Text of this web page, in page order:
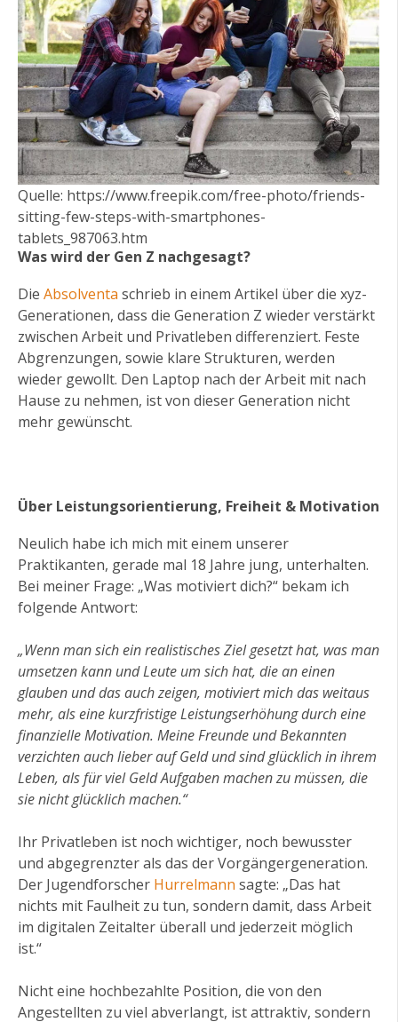
Quelle: https://www.freepik.com/free-photo/friends-
sitting-few-steps-with-smartphones-
tablets_987063.htm
Was wird der Gen Z nachgesagt?
Die Absolventa schrieb in einem Artikel über die xyz-
Generationen, dass die Generation Z wieder verstärkt
zwischen Arbeit und Privatleben differenziert. Feste
Abgrenzungen, sowie klare Strukturen, werden
wieder gewollt. Den Laptop nach der Arbeit mit nach
Hause zu nehmen, ist von dieser Generation nicht
mehr gewünscht.
Über Leistungsorientierung, Freiheit & Motivation
Neulich habe ich mich mit einem unserer
Praktikanten, gerade mal 18 Jahre jung, unterhalten.
Bei meiner Frage: „Was motiviert dich?“ bekam ich
folgende Antwort:
„Wenn man sich ein realistisches Ziel gesetzt hat, was man
umsetzen kann und Leute um sich hat, die an einen
glauben und das auch zeigen, motiviert mich das weitaus
mehr, als eine kurzfristige Leistungserhöhung durch eine
finanzielle Motivation. Meine Freunde und Bekannten
verzichten auch lieber auf Geld und sind glücklich in ihrem
Leben, als für viel Geld Aufgaben machen zu müssen, die
sie nicht glücklich machen.“
Ihr Privatleben ist noch wichtiger, noch bewusster
und abgegrenzter als das der Vorgängergeneration.
Der Jugendforscher Hurrelmann sagte: „Das hat
nichts mit Faulheit zu tun, sondern damit, dass Arbeit
im digitalen Zeitalter überall und jederzeit möglich
ist.“
Nicht eine hochbezahlte Position, die von den
Angestellten zu viel abverlangt, ist attraktiv, sondern